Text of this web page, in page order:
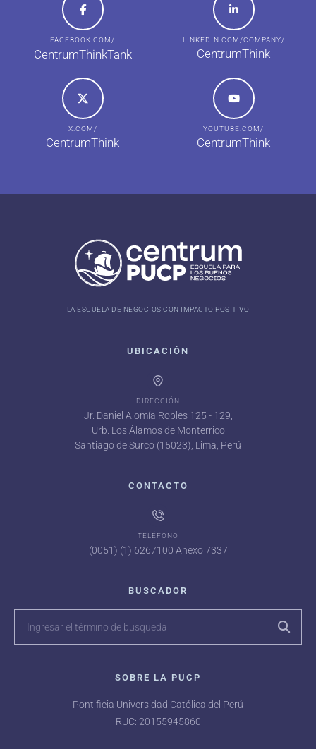
FACEBOOK.COM/
CentrumThinkTank
LINKEDIN.COM/COMPANY/
CentrumThink
X.COM/
CentrumThink
YOUTUBE.COM/
CentrumThink
LA ESCUELA DE NEGOCIOS CON IMPACTO POSITIVO
UBICACIÓN
DIRECCIÓN
Jr. Daniel Alomía Robles 125 - 129,
Urb. Los Álamos de Monterrico
Santiago de Surco (15023), Lima, Perú
CONTACTO
TELÉFONO
(0051) (1) 6267100 Anexo 7337
BUSCADOR
SOBRE LA PUCP
Pontificia Universidad Católica del Perú
RUC: 20155945860